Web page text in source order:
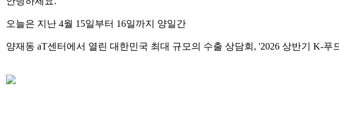
오늘은 지난 4월 15일부터 16일까지 양일간
양재동 aT센터에서 열린 대한민국 최대 규모의 수출 상담회, '2026 상반기 K-